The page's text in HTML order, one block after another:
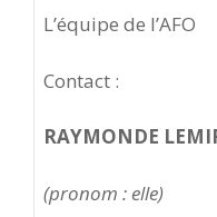
L’équipe de l’AFO
Contact :
RAYMONDE
(pronom : elle)